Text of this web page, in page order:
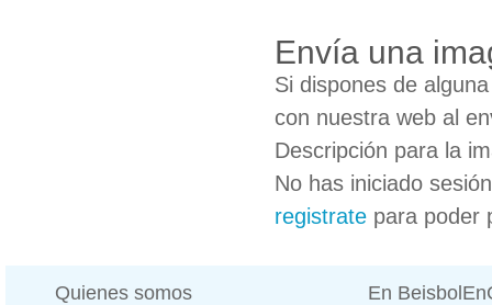
Envía una
Si dispones de
con nuestra web al
Descripción para la
No has iniciado
registrate para poder
Quienes somos En